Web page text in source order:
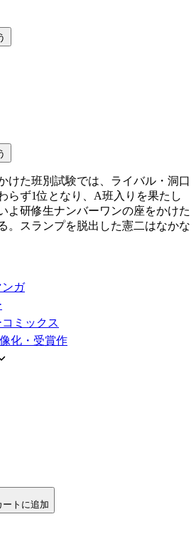
けた班別試験では、ライバル・洞口
らず1位となり、A班入りを果たし
よ研修生ナンバーワンの座をかけた
。スランプを脱出した憲二はなかな
ンガ
ミックス
化・受賞作
トに追加